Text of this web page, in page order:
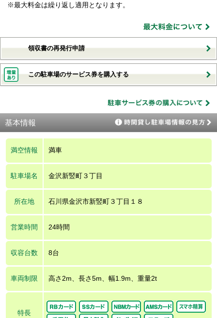
※最大料金は繰り返し適用となります。
領収書の再発行申請
この駐車場のサービス券を購入する
基本情報
満空情報 満車
駐車場名 金沢新竪町３丁目
所在地 石川県金沢市新竪町３丁目１８
営業時間 24時間
収容台数 8台
車両制限 高さ2m、長さ5m、幅1.9m、重量2t
特長